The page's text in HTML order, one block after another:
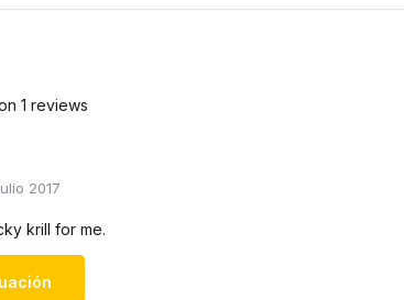
1 reviews
2017
krill for me.